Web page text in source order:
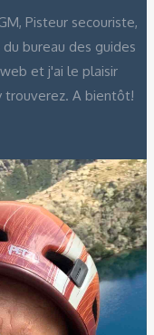
Pisteur secouriste,
bureau des guides
et j'ai le plaisir
trouverez. A bientôt!